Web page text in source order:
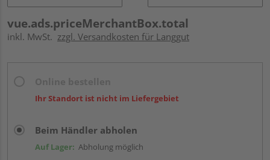
vue.ads.priceMerchantBox.total
inkl. MwSt. zzgl. Versandkosten für Langgut
Ihr Standort ist nicht im Liefergebiet
Beim Händler abholen
Auf Lager: Abholung möglich